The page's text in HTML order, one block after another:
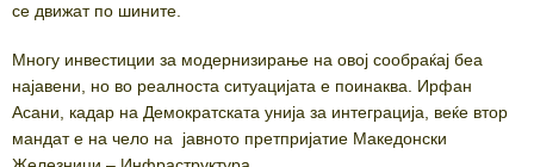
се движат по шините.
Многу инвестиции за модернизирање на овој сообраќај беа
најавени, но во реалноста ситуацијата е поинаква. Ирфан
Асани, кадар на Демократската унија за интеграција, веќе втор
мандат е на чело на јавното претпријатие Македонски